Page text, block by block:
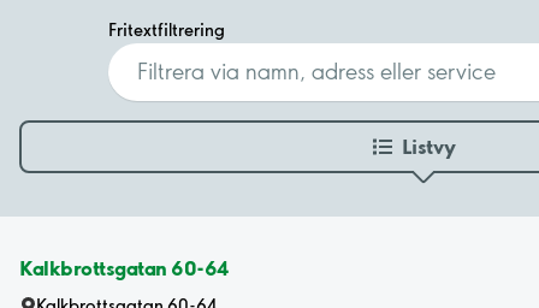
Fritextfiltrering
Listvy
Kalkbrottsgatan 60-64